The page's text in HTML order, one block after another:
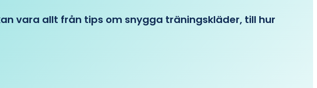
vara allt från tips om snygga träningskläder, till hur